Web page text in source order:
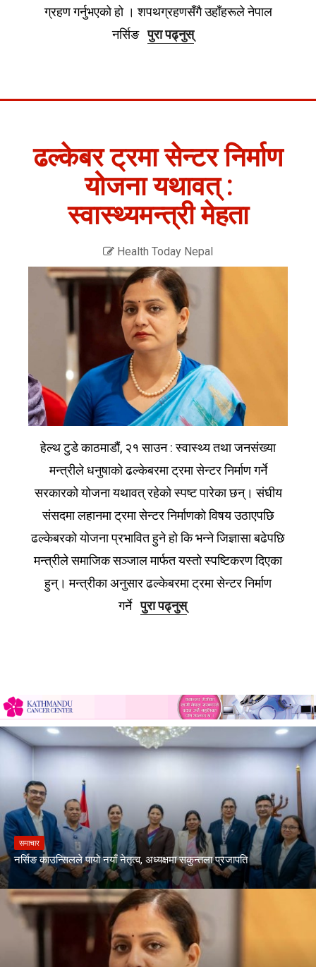
ग्रहण गर्नुभएको हो । शपथग्रहणसँगै उहाँहरूले नेपाल
नर्सिङपुरा पढ्नुस्
ढल्केबर ट्रमा सेन्टर निर्माण
योजना यथावत् :
स्वास्थ्यमन्त्री मेहता
Health Today Nepal
हेल्थ टुडे काठमाडौं, २१ साउन : स्वास्थ्य तथा जनसंख्या
मन्त्रीले धनुषाको ढल्केबरमा ट्रमा सेन्टर निर्माण गर्ने
सरकारको योजना यथावत् रहेको स्पष्ट पारेका छन्। संघीय
संसदमा लहानमा ट्रमा सेन्टर निर्माणको विषय उठाएपछि
ढल्केबरको योजना प्रभावित हुने हो कि भन्ने जिज्ञासा बढेपछि
मन्त्रीले समाजिक सञ्जाल मार्फत यस्तो स्पष्टिकरण दिएका
हुन्। मन्त्रीका अनुसार ढल्केबरमा ट्रमा सेन्टर निर्माण
गर्नेपुरा पढ्नुस्
समाचार
नर्सिङ काउन्सिलले पायो नयाँ नेतृत्व, अध्यक्षमा सकुन्तला प्रजापति